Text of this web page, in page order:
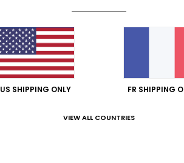
US SHIPPING ONLY FR SHIPPING
VIEW ALL COUNTRIES